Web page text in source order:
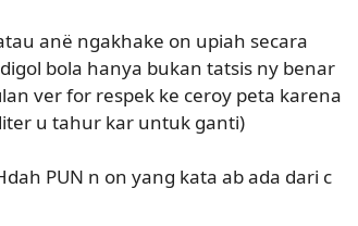
anë ngakhake on upiah secara
bola hanya bukan tatsis ny benar
ver for respek ke ceroy peta karena
u tahur kar untuk ganti)
PUN n on yang kata ab ada dari c